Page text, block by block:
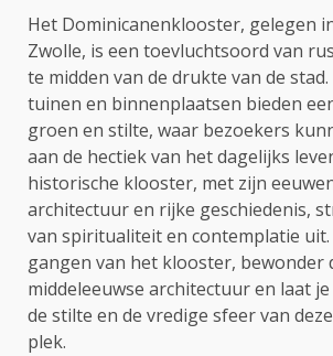
Het Dominicanenklooster, gelegen
Zwolle, is een toevluchtsoord van
te midden van de drukte van de
tuinen en binnenplaatsen bieden
groen en stilte, waar bezoekers
aan de hectiek van het dagelijks
historische klooster, met zijn
architectuur en rijke geschiedenis,
van spiritualiteit en contemplatie uit.
gangen van het klooster, bewonder
middeleeuwse architectuur en laat
de stilte en de vredige sfeer van
plek.